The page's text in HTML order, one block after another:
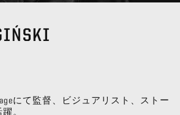
にて監督、ビジュアリスト、ストー
。